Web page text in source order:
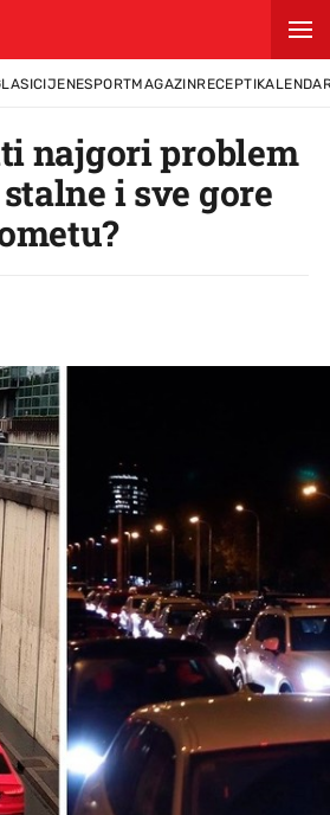
CIJENESPORTMAGAZINRECEPTI
najgori problem
i sve gore